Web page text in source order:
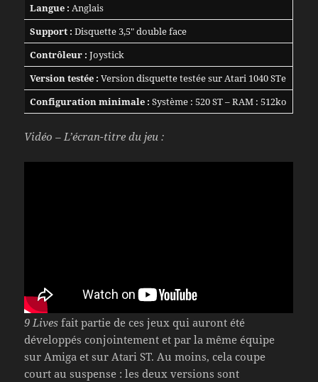
Langue : Anglais
Support : Disquette 3,5″ double face
Contrôleur : Joystick
Version testée : Version disquette testée sur Atari 1040 STe
Configuration minimale : Système : 520 ST – RAM : 512ko
Vidéo – L’écran-titre du jeu :
9 Lives fait partie de ces jeux qui auront été
développés conjointement et par la même équipe
sur Amiga et sur Atari ST. Au moins, cela coupe
court au suspense : les deux versions sont